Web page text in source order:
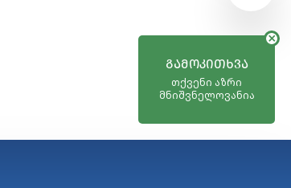
ᲒᲐᲛᲝᲙᲘᲗᲮᲕᲐ
თქვენი აზრი
მნიშვნელოვანია